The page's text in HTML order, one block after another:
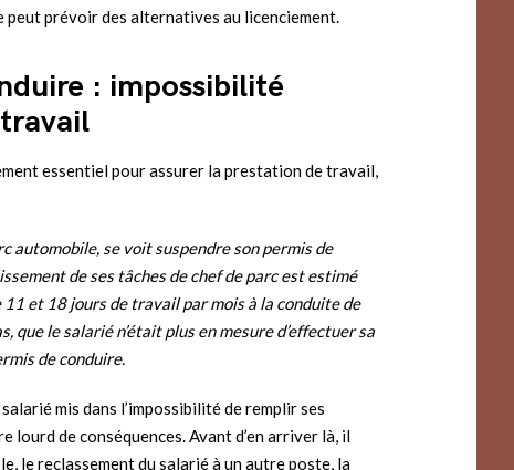
prévoir des alternatives au licenciement.
: impossibilité
essentiel pour assurer la prestation de travail,
automobile, se voit suspendre son permis de
de ses tâches de chef de parc est estimé
et 18 jours de travail par mois à la conduite de
que le salarié n’était plus en mesure d’effectuer sa
de conduire.
mis dans l’impossibilité de remplir ses
de conséquences. Avant d’en arriver là, il
le reclassement du salarié à un autre poste, la